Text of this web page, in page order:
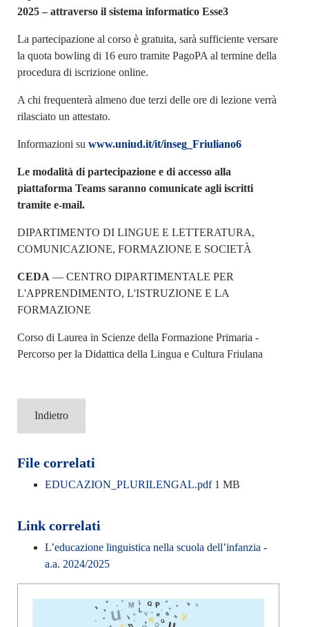
2025 – attraverso il sistema informatico Esse3
La partecipazione al corso è gratuita, sarà sufficiente versare
la quota bowling di 16 euro tramite PagoPA al termine della
procedura di iscrizione online.
A chi frequenterà almeno due terzi delle ore di lezione verrà
rilasciato un attestato.
Informazioni su www.uniud.it/it/inseg_Friuliano6
Le modalità di partecipazione e di accesso alla
piattaforma Teams saranno comunicate agli iscritti
tramite e-mail.
DIPARTIMENTO DI LINGUE E LETTERATURA,
COMUNICAZIONE, FORMAZIONE E SOCIETÀ
CEDA — CENTRO DIPARTIMENTALE PER
L'APPRENDIMENTO, L'ISTRUZIONE E LA
FORMAZIONE
Corso di Laurea in Scienze della Formazione Primaria -
Percorso per la Didattica della Lingua e Cultura Friulana
Indietro
File correlati
EDUCAZION_PLURILENGAL.pdf 1 MB
Link correlati
L’educazione linguistica nella scuola dell’infanzia -
a.a. 2024/2025